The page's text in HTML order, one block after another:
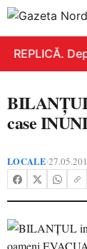
REPLICĂ.
case
LOCALE•